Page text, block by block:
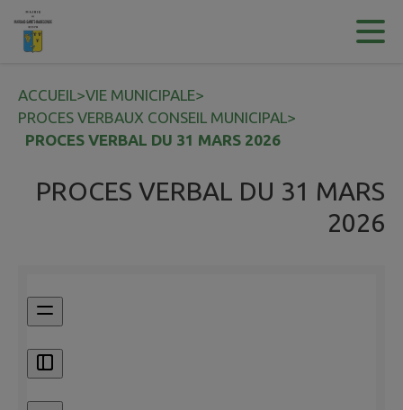
Contenu
ACCUEIL>VIE MUNICIPALE>
PROCES VERBAUX CONSEIL MUNICIPAL>
PROCES VERBAL DU 31 MARS 2026
PROCES VERBAL DU 31 MARS
2026